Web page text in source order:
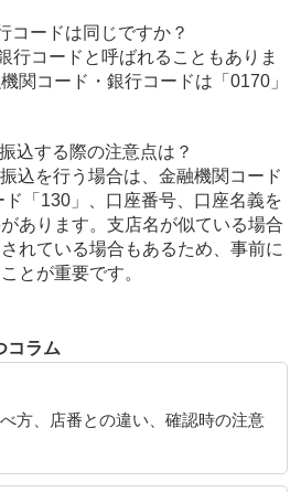
コードは同じですか？
行コードと呼ばれることもありま
関コード・銀行コードは「0170」
込する際の注意点は？
込を行う場合は、金融機関コード
ド「130」、口座番号、口座名義を
あります。支店名が似ている場合
れている場合もあるため、事前に
とが重要です。
コラム
方、店番との違い、確認時の注意